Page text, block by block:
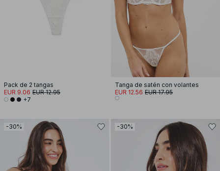
Pack de 2 tangas
EUR 9.06 EUR 12.95
+7
Tanga de satén con volantes
EUR 12.56 EUR 17.95
-30% -30%